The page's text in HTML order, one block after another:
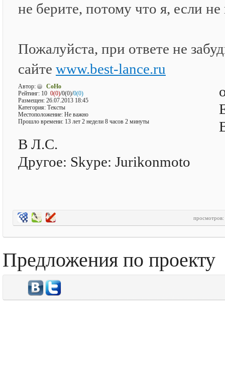
не берите, потому что я, если
Пожалуйста, при ответе не
сайте www.best-lance.ru
Автор:
CoHo
Рейтинг: 10 0(0)/0(0)/0(0)
Размещен: 26.07.2013 18:45
Категория: Тексты
Местоположение: Не важно
Прошло времени: 13 лет 2 недели 8 часов 2 минуты
В Л.С.
Другое: Skype: Jurikonmoto
просмотров:
Предложения по проекту